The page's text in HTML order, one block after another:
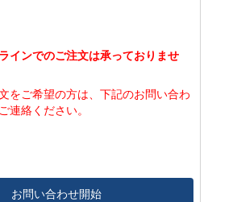
インでのご注文は承っておりませ
をご希望の方は、下記のお問い合わ
連絡ください。
お問い合わせ開始